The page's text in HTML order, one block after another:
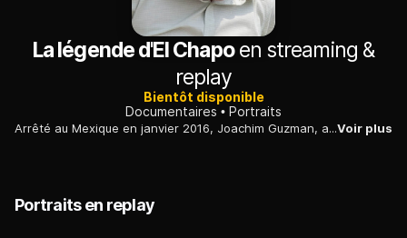
La légende d'El Chapoen streaming &
replay
Bientôt disponible
Documentaires
Portraits
Arrêté au Mexique en janvier 2016, Joachim Guzman, alias El Chapo, est considéré comme le plus grand trafiquant de drogue de tous les temps.Voir plus
Portraits en replay